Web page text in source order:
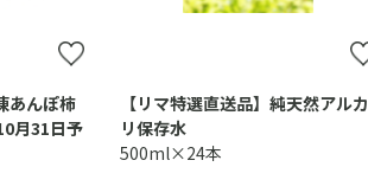
あんぽ柿
月31日予
【リマ特選直送品】純天然アルカ
リ保存水
500ml×24本